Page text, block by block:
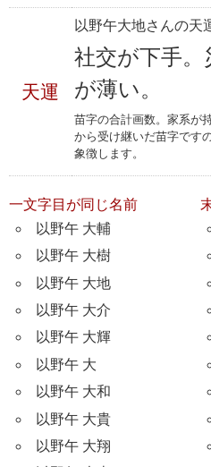
天運
以野午大地さんの天
社交が下手。
が薄い。
苗字の合計画数。家系が
から受け継いだ苗字です
象徴します。
一文字目が同じ名前
以野午 大輔
以野午 大樹
以野午 大地
以野午 大介
以野午 大輝
以野午 大
以野午 大和
以野午 大貴
以野午 大翔